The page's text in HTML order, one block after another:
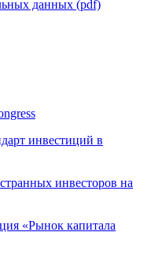
данных (pdf)
инвестиций в
инвесторов на
«Рынок капитала